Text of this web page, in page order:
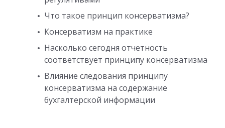
Что такое принцип консерватизма?
Консерватизм на практике
Насколько сегодня отчетность
соответствует принципу консерватизма
Влияние следования принципу
консерватизма на содержание
бухгалтерской информации